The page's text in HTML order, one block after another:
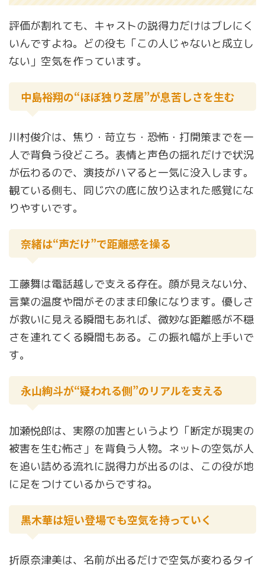
評価が割れても、キャストの説得力だけはブレにく
いんですよね。どの役も「この人じゃないと成立し
ない」空気を作っています。
中島裕翔の“ほぼ独り芝居”が息苦しさを生む
川村俊介は、焦り・苛立ち・恐怖・打開策までを一
人で背負う役どころ。表情と声色の揺れだけで状況
が伝わるので、演技がハマると一気に没入します。
観ている側も、同じ穴の底に放り込まれた感覚にな
りやすいです。
奈緒は“声だけ”で距離感を操る
工藤舞は電話越しで支える存在。顔が見えない分、
言葉の温度や間がそのまま印象になります。優しさ
が救いに見える瞬間もあれば、微妙な距離感が不穏
さを連れてくる瞬間もある。この振れ幅が上手いで
す。
永山絢斗が“疑われる側”のリアルを支える
加瀬悦郎は、実際の加害というより「断定が現実の
被害を生む怖さ」を背負う人物。ネットの空気が人
を追い詰める流れに説得力が出るのは、この役が地
に足をつけているからですね。
黒木華は短い登場でも空気を持っていく
折原奈津美は、名前が出るだけで空気が変わるタイ